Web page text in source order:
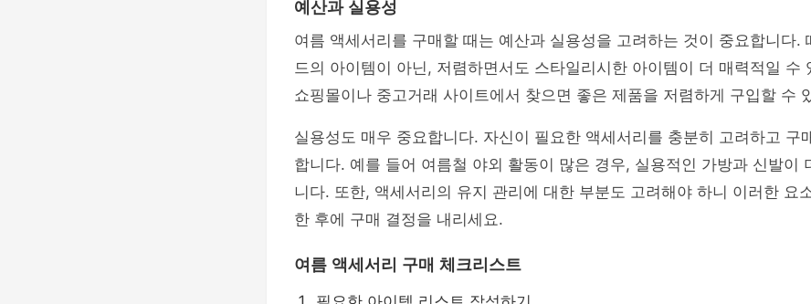
예산과 실용성
여름 액세서리를 구매할 때는 예산과 실용성을 고려하는 것이 중요합니다.
드의 아이템이 아닌, 저렴하면서도 스타일리시한 아이템이 더 매력적일 수
쇼핑몰이나 중고거래 사이트에서 찾으면 좋은 제품을 저렴하게 구입할 수
실용성도 매우 중요합니다. 자신이 필요한 액세서리를 충분히 고려하고 구
합니다. 예를 들어 여름철 야외 활동이 많은 경우, 실용적인 가방과 신발이
니다. 또한, 액세서리의 유지 관리에 대한 부분도 고려해야 하니 이러한 요
한 후에 구매 결정을 내리세요.
여름 액세서리 구매 체크리스트